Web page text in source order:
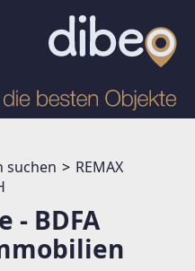
suchen
REMAX
- BDFA